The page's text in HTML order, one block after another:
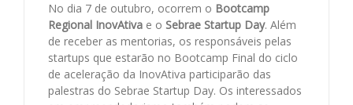
No dia 7 de outubro, ocorrem o Bootcamp
Regional InovAtiva e o Sebrae Startup Day. Além
de receber as mentorias, os responsáveis pelas
startups que estarão no Bootcamp Final do ciclo
de aceleração da InovAtiva participarão das
palestras do Sebrae Startup Day. Os interessados